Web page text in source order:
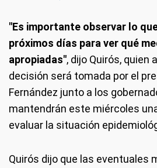
"Es importante observar lo
próximos días para ver qué
apropiadas", dijo Quirós, quien
decisión será tomada por el
Fernández junto a los
mantendrán este miércoles
evaluar la situación
Quirós dijo que las eventuales